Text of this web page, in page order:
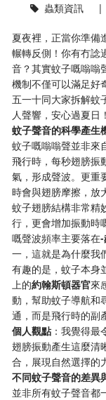
蟲類資訊
夏夜裡，正當你準備
輾轉反側！你有冇諗
音？其實蚊子嘅嗡嗡
機制不僅可以滿足好
五一十同大家拆解蚊
人聲響，安心過夏日！
蚊子聲音的科學產生
蚊子嘅嗡嗡聲並非來
飛行時，每秒翅膀振
氣，形成聲波。更重
時會與翅膀摩擦，放
蚊子翅膀結構非常精
行，更會增加振動時
嘅聲波頻率主要落在​​-
一，這就是為什麼我
有趣的是，蚊子本身
上的​​約翰斯頓器官​來
動，幫助蚊子導航和
通，而是飛行時的副
​個人觀點​ ：我覺得
翅膀振動產生這麼清
合，展現自然選擇的
不同蚊子聲音的差異
並非所有蚊子聲音都